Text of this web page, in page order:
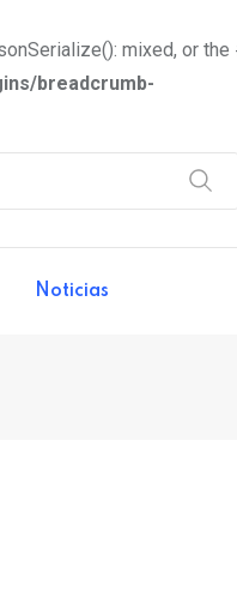
mixed, or the
breadcrumb-
Noticias